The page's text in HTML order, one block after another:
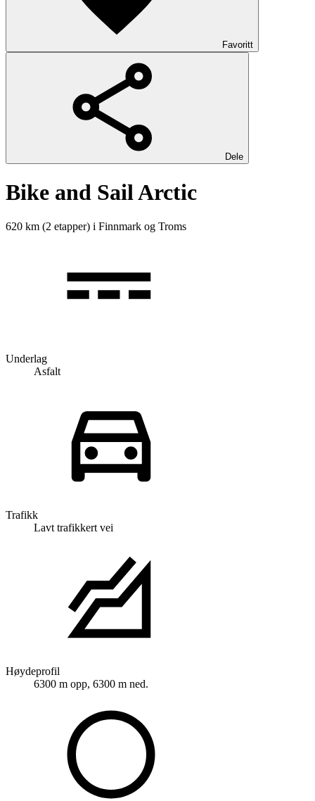
Favoritt
Dele
Bike and Sail Arctic
620 km (2 etapper) i Finnmark og Troms
Underlag
Asfalt
Trafikk
Lavt trafikkert vei
Høydeprofil
6300 m opp, 6300 m ned.